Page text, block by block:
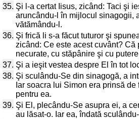
35. Şi l-a certat Iisus, zicând: Taci şi
aruncându-l în mijlocul sinagogii,
vătămându-l.
36. Şi frică li s-a făcut tuturor şi
zicând: Ce este acest cuvânt? Că
necurate, cu stăpânire şi cu
37. Şi a ieşit vestea despre El în tot
38. Şi sculându-Se din sinagogă, a
Iar soacra lui Simon era prinsă
pentru ea.
39. Şi El, plecându-Se asupra ei, a
au lăsat-o. Iar ea, îndată